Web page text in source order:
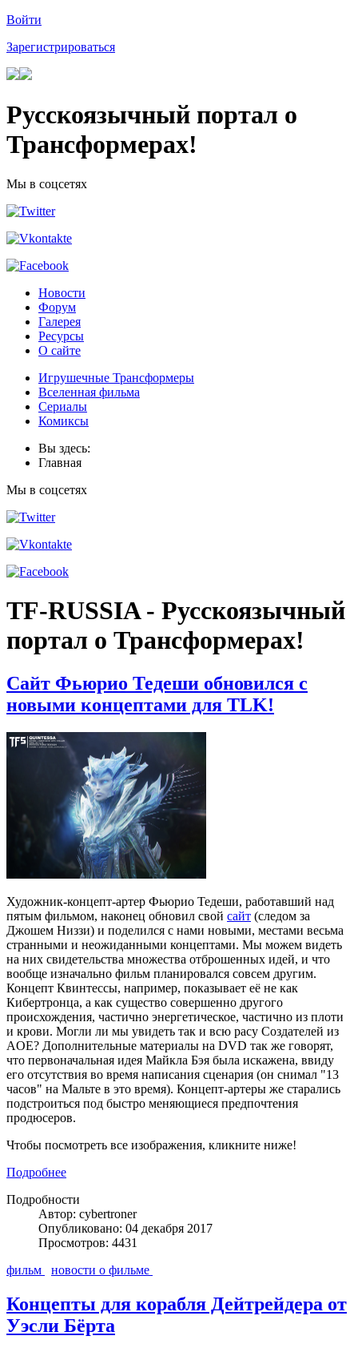
Войти
Зарегистрироваться
Русскоязычный портал о
Трансформерах!
Мы в соцсетях
Новости
Форум
Галерея
Ресурсы
О сайте
Игрушечные Трансформеры
Вселенная фильма
Сериалы
Комиксы
Вы здесь:
Главная
Мы в соцсетях
TF-RUSSIA - Русскоязычный
портал о Трансформерах!
Сайт Фьюрио Тедеши обновился с
новыми концептами для TLK!
Художник-концепт-артер Фьюрио Тедеши, работавший над
пятым фильмом, наконец обновил свой сайт (следом за
Джошем Низзи) и поделился с нами новыми, местами весьма
странными и неожиданными концептами. Мы можем видеть
на них свидетельства множества отброшенных идей, и что
вообще изначально фильм планировался совсем другим.
Концепт Квинтессы, например, показывает её не как
Кибертронца, а как существо совершенно другого
происхождения, частично энергетическое, частично из плоти
и крови. Могли ли мы увидеть так и всю расу Создателей из
AOE? Дополнительные материалы на DVD так же говорят,
что первоначальная идея Майкла Бэя была искажена, ввиду
его отсутствия во время написания сценария (он снимал "13
часов" на Мальте в это время). Концепт-артеры же старались
подстроиться под быстро меняющиеся предпочтения
продюсеров.
Чтобы посмотреть все изображения, кликните ниже!
Подробнее
Подробности
Автор: cybertroner
Опубликовано: 04 декабря 2017
Просмотров: 4431
фильм
новости о фильме
Концепты для корабля Дейтрейдера от
Уэсли Бёрта